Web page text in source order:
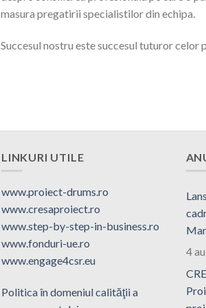
masura pregatirii specialistilor din echipa.
Succesul nostru este succesul tuturor celor
LINKURI UTILE
www.proiect-drums.ro
www.cresaproiect.ro
www.step-by-step-in-business.ro
www.fonduri-ue.ro
www.engage4csr.eu
Politica în domeniul calităţii a
4